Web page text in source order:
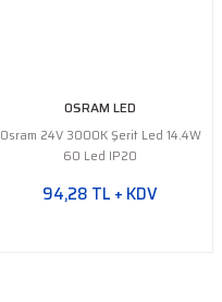
OSRAM LED
Osram 24V 3000K Şerit Led 14.4W
60 Led IP20
94,28 TL + KDV